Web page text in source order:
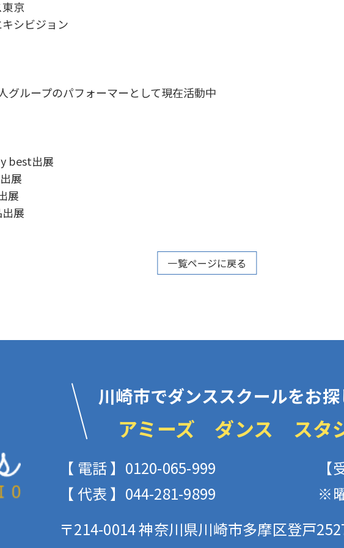
京
シビジョン
グループのパフォーマーとして現在活動中
best出展
展
展
展
一覧ページに戻る
川崎市でダンススクールをお
アミーズ ダンス スタ
【 電話 】0120-065-999
【 代表 】044-281-9899
※
〒214-0014神奈川県川崎市多摩区登戸